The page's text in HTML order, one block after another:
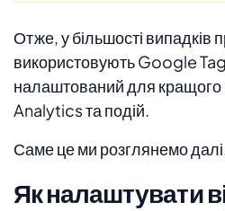
Отже, у більшості випадків
використовують Google
налаштований для
Analytics та подій.
Саме це ми розглянемо
Як налаштувати